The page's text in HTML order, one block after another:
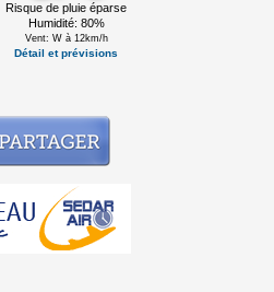
Risque de pluie éparse
Humidité: 80%
Vent: W à 12km/h
Détail et prévisions